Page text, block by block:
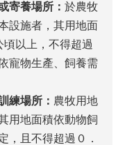
寄養場所： 於農牧
設施者，其用地面
以上，不得超過
寵物生產、飼養需
練場所： 農牧用地
用地面積依動物飼
，且不得超過０．